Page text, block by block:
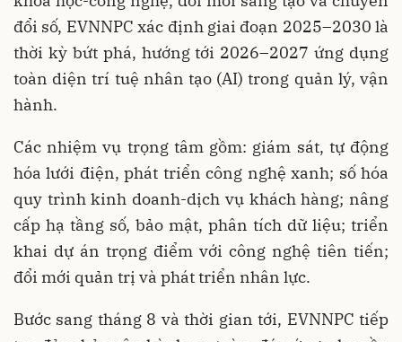
đổi số, EVNNPC xác định giai đoạn 2025–2030 là
thời kỳ bứt phá, hướng tới 2026–2027 ứng dụng
toàn diện trí tuệ nhân tạo (AI) trong quản lý, vận
hành.
Các nhiệm vụ trọng tâm gồm: giám sát, tự động
hóa lưới điện, phát triển công nghệ xanh; số hóa
quy trình kinh doanh-dịch vụ khách hàng; nâng
cấp hạ tầng số, bảo mật, phân tích dữ liệu; triển
khai dự án trọng điểm với công nghệ tiên tiến;
đổi mới quản trị và phát triển nhân lực.
Bước sang tháng 8 và thời gian tới, EVNNPC tiếp